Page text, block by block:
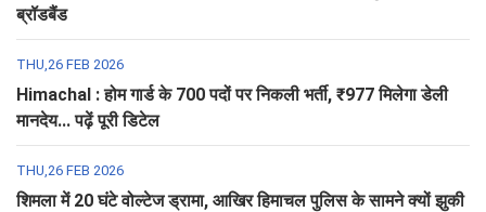
ब्रॉडबैंड
THU,26 FEB 2026
Himachal : होम गार्ड के 700 पदों पर निकली भर्ती, ₹977 मिलेगा डेली
मानदेय... पढ़ें पूरी डिटेल
THU,26 FEB 2026
शिमला में 20 घंटे वोल्टेज ड्रामा, आखिर हिमाचल पुलिस के सामने क्यों झुकी